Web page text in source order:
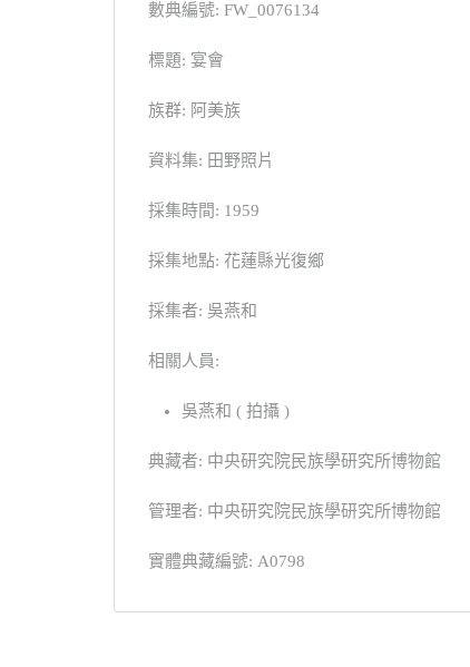
數典編號: FW_0076134
標題: 宴會
族群: 阿美族
資料集: 田野照片
採集時間: 1959
採集地點: 花蓮縣光復鄉
採集者: 吳燕和
相關人員:
吳燕和 ( 拍攝 )
典藏者: 中央研究院民族學研究所博物館
管理者: 中央研究院民族學研究所博物館
實體典藏編號: A0798